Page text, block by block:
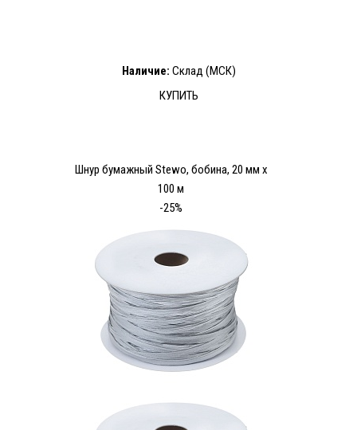
Наличие: Склад (МСК)
КУПИТЬ
Шнур бумажный Stewo, бобина, 20 мм х
100 м
-25%